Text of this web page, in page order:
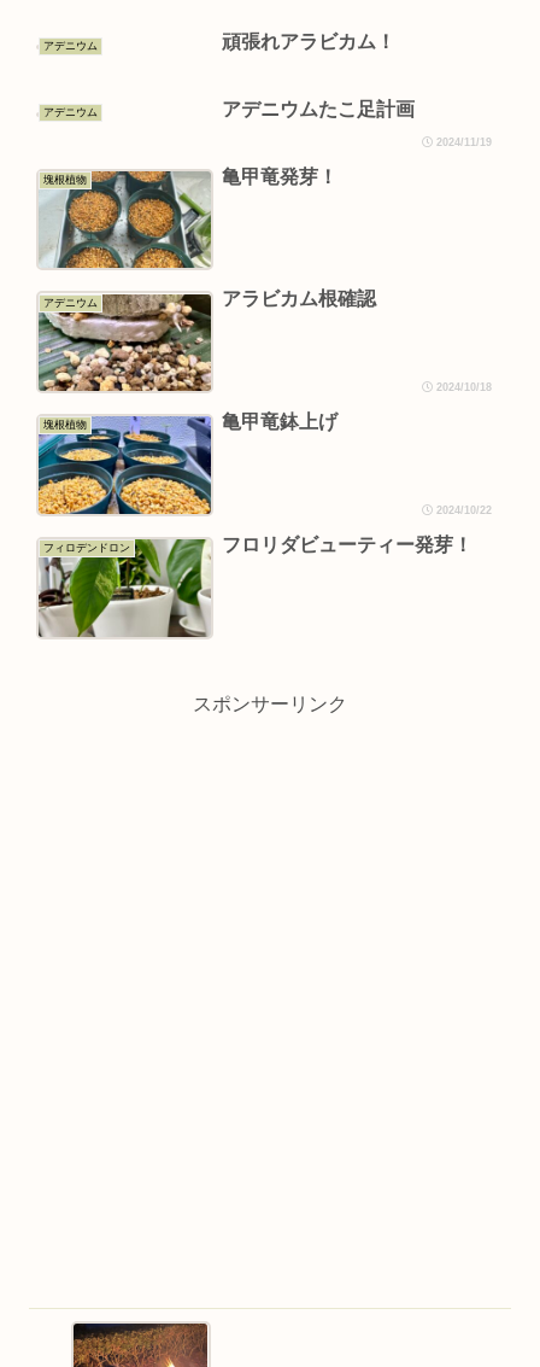
アデニウム 頑張れアラビカム！
アデニウム アデニウムたこ足計画
2024/11/19
塊根植物 亀甲竜発芽！
アデニウム アラビカム根確認
2024/10/18
塊根植物 亀甲竜鉢上げ
2024/10/22
フィロデンドロン フロリダビューティー発芽！
スポンサーリンク